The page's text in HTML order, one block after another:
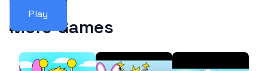
Play
More Games